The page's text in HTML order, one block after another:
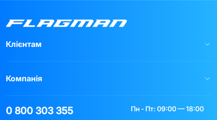
Клієнтам
Компанія
0 800 303 355
Пн - Пт: 09:00 — 18:00